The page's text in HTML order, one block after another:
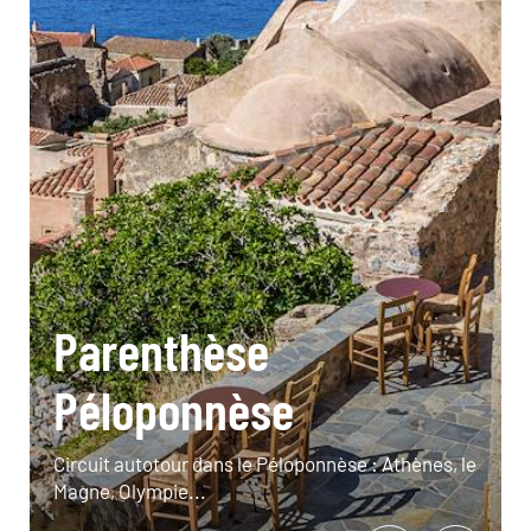
Parenthèse
Péloponnèse
Circuit autotour dans le Péloponnèse : Athènes, le
Magne, Olympie...